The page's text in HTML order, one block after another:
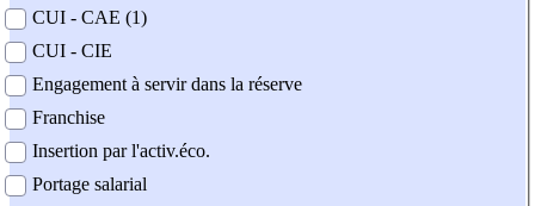
CUI - CAE (1)
CUI - CIE
Engagement à servir dans la réserve
Franchise
Insertion par l'activ.éco.
Portage salarial